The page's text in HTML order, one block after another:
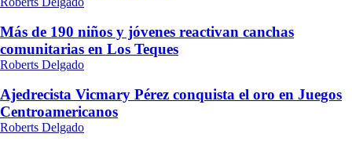
Más de 190 niños y jóvenes reactivan canchas
comunitarias en Los Teques
Roberts Delgado
Ajedrecista Vicmary Pérez conquista el oro en Juegos
Centroamericanos
Roberts Delgado